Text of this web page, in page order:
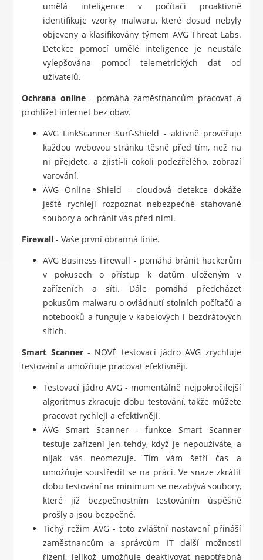
umělá inteligence v počítači proaktivně
identifikuje vzorky malwaru, které dosud nebyly
objeveny a klasifikovány týmem AVG Threat Labs.
Detekce pomocí umělé inteligence je neustále
vylepšována pomocí telemetrických dat od
uživatelů.
Ochrana online- pomáhá zaměstnancům pracovat a
prohlížet internet bez obav.
AVG LinkScanner Surf-Shield - aktivně prověřuje
každou webovou stránku těsně před tím, než na
ni přejdete, a zjistí-li cokoli podezřelého, zobrazí
varování.
AVG Online Shield - cloudová detekce dokáže
ještě rychleji rozpoznat nebezpečné stahované
soubory a ochránit vás před nimi.
Firewall - Vaše první obranná linie.
AVG Business Firewall - pomáhá bránit hackerům
v pokusech o přístup k datům uloženým v
zařízeních a síti. Dále pomáhá předcházet
pokusům malwaru o ovládnutí stolních počítačů a
notebooků a funguje v kabelových i bezdrátových
sítích.
Smart Scanner- NOVÉ testovací jádro AVG zrychluje
testování a umožňuje pracovat efektivněji.
Testovací jádro AVG - momentálně nejpokročilejší
algoritmus zkracuje dobu testování, takže můžete
pracovat rychleji a efektivněji.
AVG Smart Scanner - funkce Smart Scanner
testuje zařízení jen tehdy, když je nepoužíváte, a
nijak vás neomezuje. Tím vám šetří čas a
umožňuje soustředit se na práci. Ve snaze zkrátit
dobu testování na minimum se nezabývá soubory,
které již bezpečnostním testováním úspěšně
prošly a jsou bezpečné.
Tichý režim AVG - toto zvláštní nastavení přináší
zaměstnancům a správcům IT další možnosti
řízení, jelikož umožňuje deaktivovat nepotřebná